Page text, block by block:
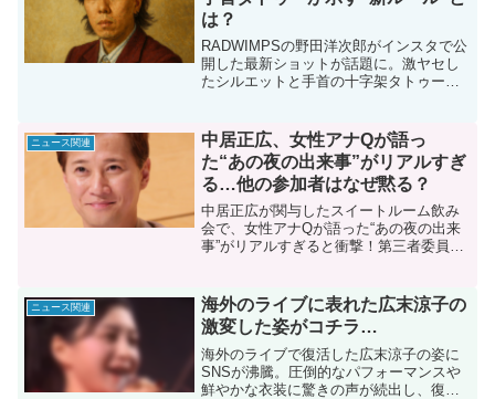
る。リスナーとのリアルタイム交流や生
放送ならではのハプニングにも注目！深
夜の魔法を堪能するためのチェックポイ
ントを徹底解説。
は？
RADWIMPSの野田洋次郎がインスタで公
開した最新ショットが話題に。激ヤセし
たシルエットと手首の十字架タトゥー
の脱退や過去の不倫騒動との関連、さら
にはバンド20周年を前にした再編の可能
性まで、3つの視点で徹底解説する。
ニュース関連
中居正広、女性アナQが語っ
た“あの夜の出来事”がリアルすぎ
る…他の参加者はなぜ黙る？
中居正広が関与したスイートルーム飲み
会で、女性アナQが語った“あの夜の出来
事”がリアルすぎると衝撃！第三者委員会
ビの内部隠蔽や経費問題の闇を3パートで
徹底解説する。今後の動向についても予
測する、3000字超の読み応え抜群の記事
である。
ニュース関連
海外のライブに表れた広末涼子の
激変した姿がコチラ…
海外のライブで復活した広末涼子の姿に
SNSが沸騰。圧倒的なパフォーマンスや
鮮やかな衣装に驚きの声が続出し、復活